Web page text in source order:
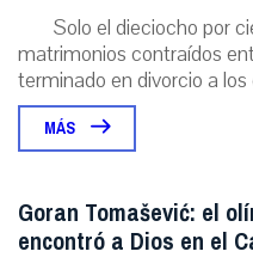
Solo el dieciocho por
matrimonios contraídos
terminado en divorcio a
MÁS
Goran Tomašević: el
encontró a Dios en el